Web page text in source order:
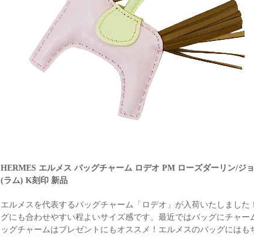
HERMES エルメス バッグチャーム ロデオ PM ローズダーリン/ジ
(ラム) K刻印 新品
エルメスを代表するバッグチャーム「ロデオ」が入荷いたしまし
グにも合わせやすい程よいサイズ感です。最近ではバッグにチャ
ッグチャームはプレゼントにもオススメ！エルメスのバッグには